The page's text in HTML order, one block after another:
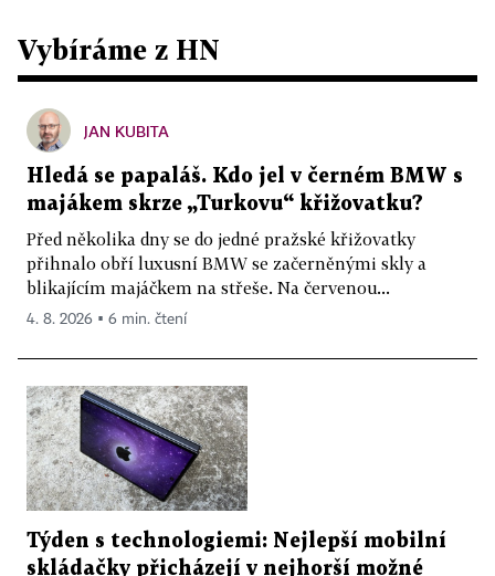
Vybíráme z HN
JAN KUBITA
Hledá se papaláš. Kdo jel v černém BMW s
majákem skrze „Turkovu“ křižovatku?
Před několika dny se do jedné pražské křižovatky
přihnalo obří luxusní BMW se začerněnými skly a
blikajícím majáčkem na střeše. Na červenou...
4. 8. 2026 ▪ 6 min. čtení
Týden s technologiemi: Nejlepší mobilní
skládačky přicházejí v nejhorší možné